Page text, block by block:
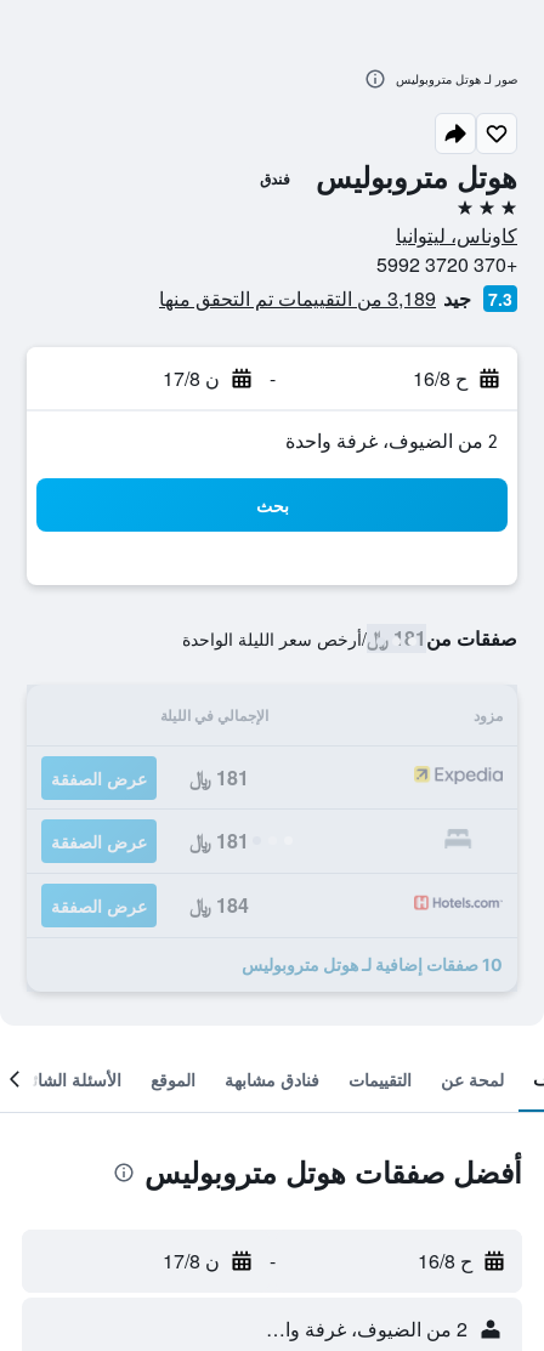
هوتل متروبوليس فندق
3 نجوم
كاوناس، ليتوانيا
+370 3720 5992
7.3 جيد 3,189 من التقييمات تم التحقق منها
ح 16/8 - ن 17/8
2 من الضيوف، غرفة واحدة
بحث
صفقات من181 ﷼ /أرخص سعر الليلة الواحدة
مزود الإجمالي في الليلة
181 ﷼ عرض الصفقة
181 ﷼ عرض الصفقة
184 ﷼ عرض الصفقة
10 صفقات إضافية لـ هوتل متروبوليس
صور لـ هوتل متروبوليس
لمحة عن التقييمات فنادق مشابهة الموقع الأسئلة الشائعة
أفضل صفقات هوتل متروبوليس
ح 16/8 - ن 17/8
2 من الضيوف، غرفة واحدة